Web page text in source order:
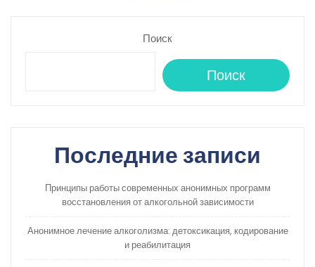
Поиск
Поиск
Последние записи
Принципы работы современных анонимных программ
восстановления от алкогольной зависимости
Анонимное лечение алкоголизма: детоксикация, кодирование
и реабилитация